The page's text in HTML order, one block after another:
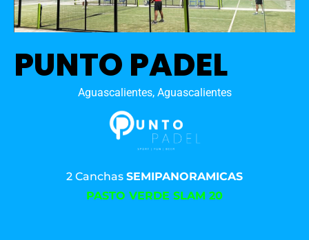
PUNTO PADEL
Aguascalientes, Aguascalientes
2 Canchas SEMIPANORAMICAS
PASTO VERDE SLAM 20